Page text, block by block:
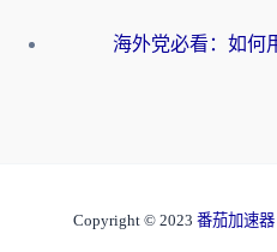
Copyright © 2023 番茄加速器